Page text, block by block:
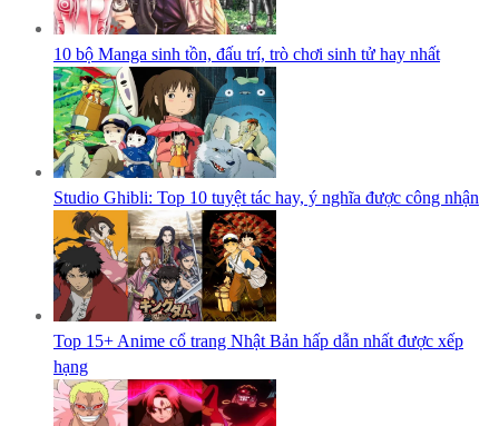
10 bộ Manga sinh tồn, đấu trí, trò chơi sinh tử hay nhất
Studio Ghibli: Top 10 tuyệt tác hay, ý nghĩa được công nhận
Top 15+ Anime cổ trang Nhật Bản hấp dẫn nhất được xếp
hạng